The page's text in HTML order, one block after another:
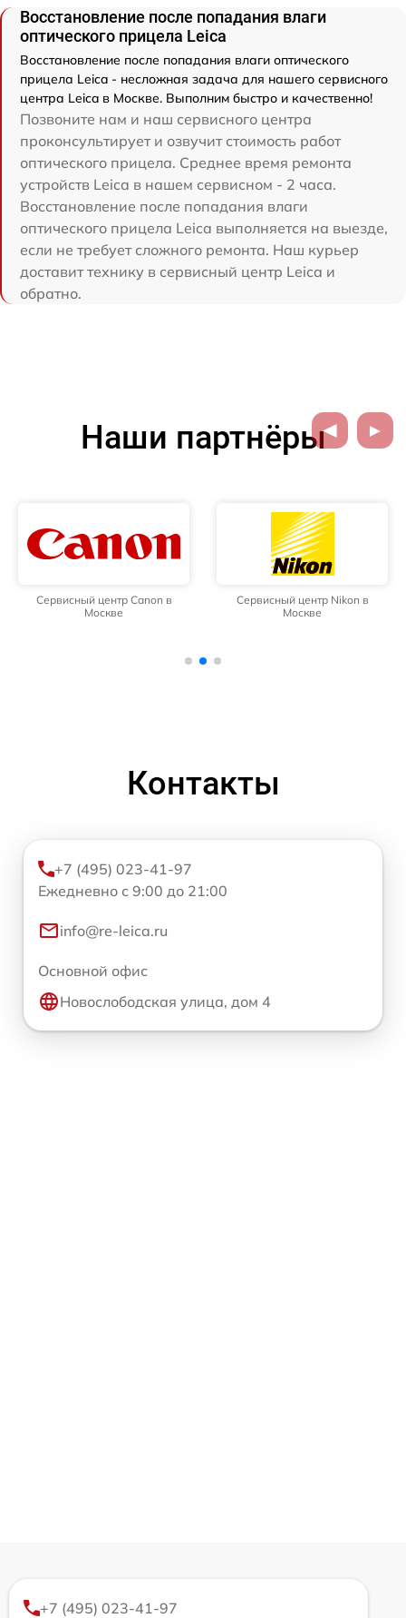
Восстановление после попадания влаги
оптического прицела Leica
Восстановление после попадания влаги оптического
прицела Leica - несложная задача для нашего сервисного
центра Leica в Москве. Выполним быстро и качественно!
Позвоните нам и наш сервисного центра
проконсультирует и озвучит стоимость работ
оптического прицела. Среднее время ремонта
устройств Leica в нашем сервисном - 2 часа.
Восстановление после попадания влаги
оптического прицела Leica выполняется на выезде,
если не требует сложного ремонта. Наш курьер
доставит технику в сервисный центр Leica и
обратно.
Наши партнёры
Сервисный центр Canon в
Москве
Сервисный центр Nikon в
Москве
Контакты
+7 (495) 023-41-97
Ежедневно с 9:00 до 21:00
info@re-leica.ru
Основной офис
Новослободская улица, дом 4
+7 (495) 023-41-97